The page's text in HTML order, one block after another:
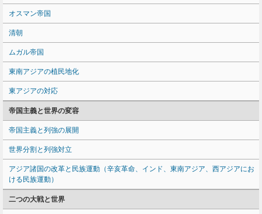
オスマン帝国
清朝
ムガル帝国
東南アジアの植民地化
東アジアの対応
帝国主義と世界の変容
帝国主義と列強の展開
世界分割と列強対立
アジア諸国の改革と民族運動（辛亥革命、インド、東南アジア、西アジアにお
ける民族運動）
二つの大戦と世界